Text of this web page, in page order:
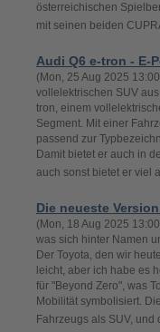
österreichischen
mit seinen beiden
Audi Q6 e-tron - E-
(Mon, 25 Aug 2025
vollelektrischen SUV
tron, einem
Segment. Mit einer
passend zur
Damit bietet er auch in
auch sonst bietet er viel
Die neueste
(Mon, 18 Aug 2025
was sich hinter Namen
Der Toyota, den wir
leicht, aber ich habe es
für "Beyond Zero", was
Mobilität symbolisiert.
Fahrzeugs als SUV, und